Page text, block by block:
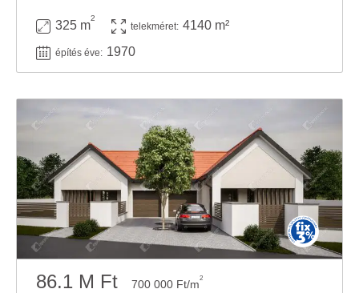
325 m
2
telekméret: 4140 m²
építés éve: 1970
86.1 M Ft 700 000 Ft/m2